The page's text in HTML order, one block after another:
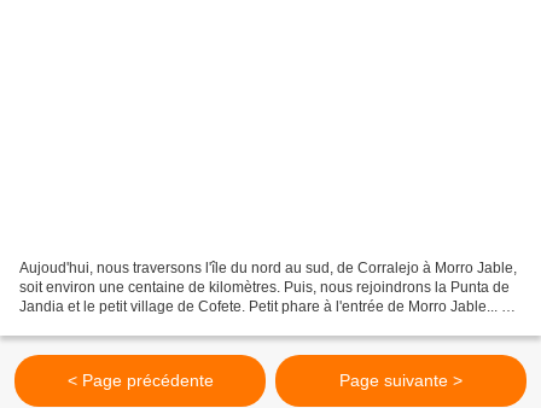
Aujoud'hui, nous traversons l'île du nord au sud, de Corralejo à Morro Jable,
soit environ une centaine de kilomètres. Puis, nous rejoindrons la Punta de
Jandia et le petit village de Cofete. Petit phare à l'entrée de Morro Jable... et
< Page précédente Page suivante >